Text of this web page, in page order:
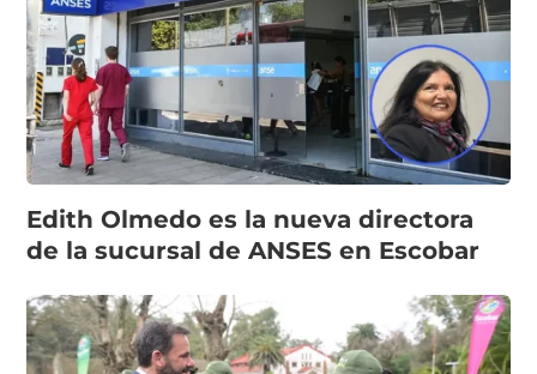
Edith Olmedo es la nueva directora
de la sucursal de ANSES en Escobar